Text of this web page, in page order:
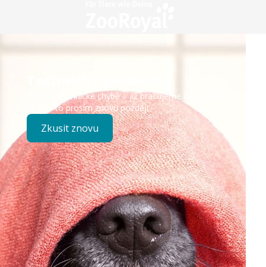
Došlo k technické chybě – již pracujeme na opravě.
Zkuste to prosím znovu později.
Zkusit znovu